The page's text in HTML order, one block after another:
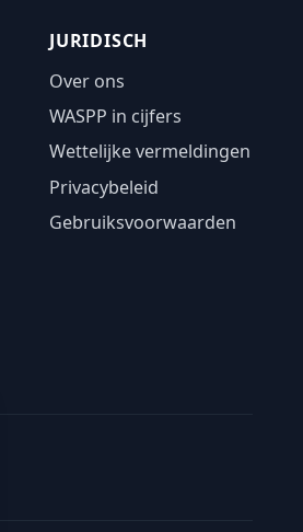
JURIDISCH
Over ons
WASPP in cijfers
Wettelijke vermeldingen
Privacybeleid
Gebruiksvoorwaarden